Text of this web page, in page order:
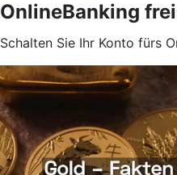
OnlineBanking
Schalten Sie Ihr Konto fürs